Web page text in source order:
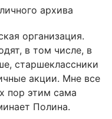
архива
организация.
в том числе, в
старшеклассники
акции. Мне все
пор этим сама
Полина.